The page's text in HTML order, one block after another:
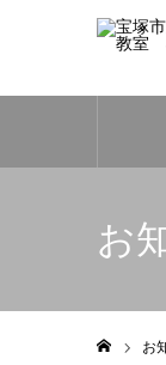
お
お